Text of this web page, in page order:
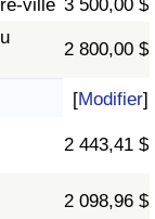
ville 3 500,00 $
2 800,00 $
[Modifier]
2 443,41 $
2 098,96 $